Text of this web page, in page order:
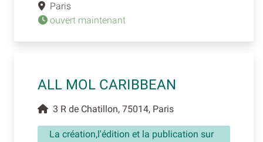
Paris
ouvert maintenant
ALL MOL CARIBBEAN
3 R de Chatillon, 75014, Paris
La création,l'édition et la publication sur